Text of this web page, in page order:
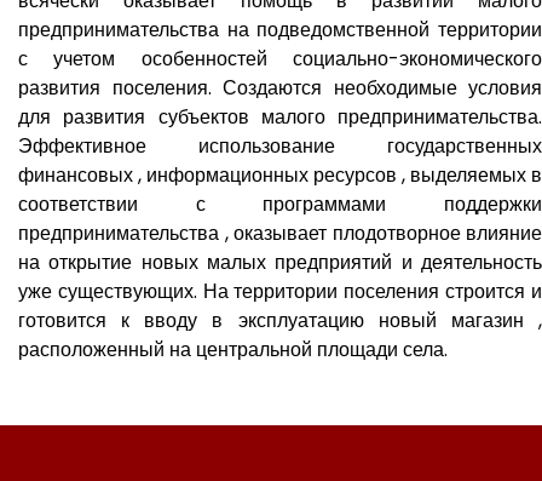
предпринимательства на подведомственной территории
с учетом особенностей социально-экономического
развития поселения. Создаются необходимые условия
для развития субъектов малого предпринимательства.
Эффективное использование государственных
финансовых , информационных ресурсов , выделяемых в
соответствии с программами поддержки
предпринимательства , оказывает плодотворное влияние
на открытие новых малых предприятий и деятельность
уже существующих. На территории поселения строится и
готовится к вводу в эксплуатацию новый магазин ,
расположенный на центральной площади села.